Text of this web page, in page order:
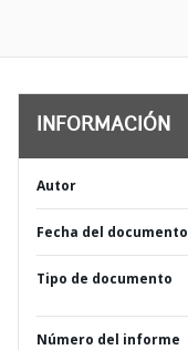
INFORMACIÓN
Autor
Fecha del documento
Tipo de documento
Número del informe